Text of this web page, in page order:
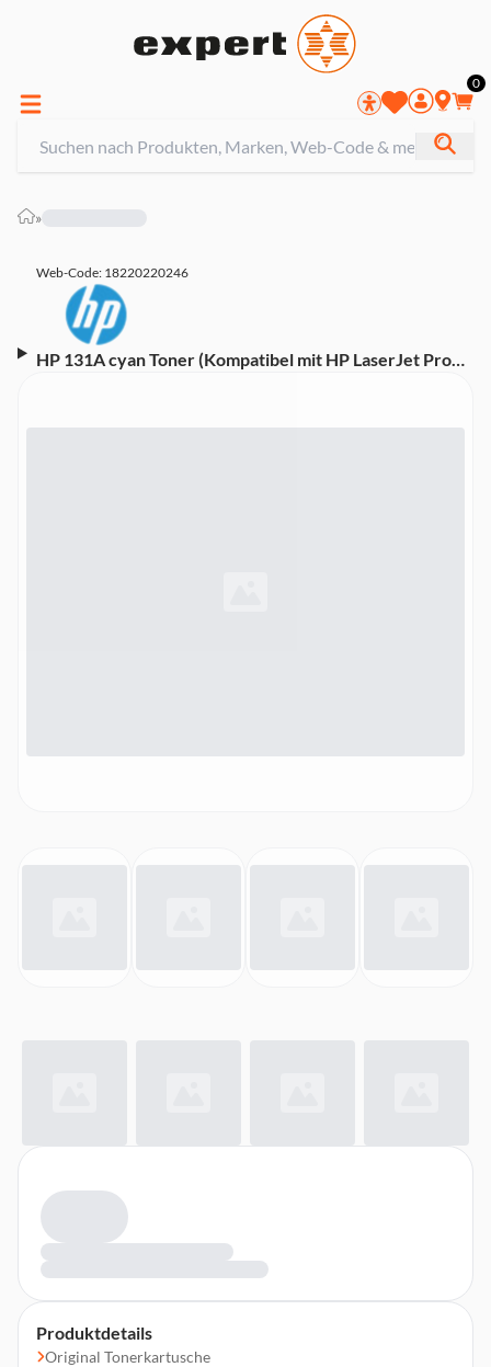
0
»
Web-Code: 18220220246
HP 131A cyan Toner (Kompatibel mit HP LaserJet Pro
Produktdetails
Original Tonerkartusche